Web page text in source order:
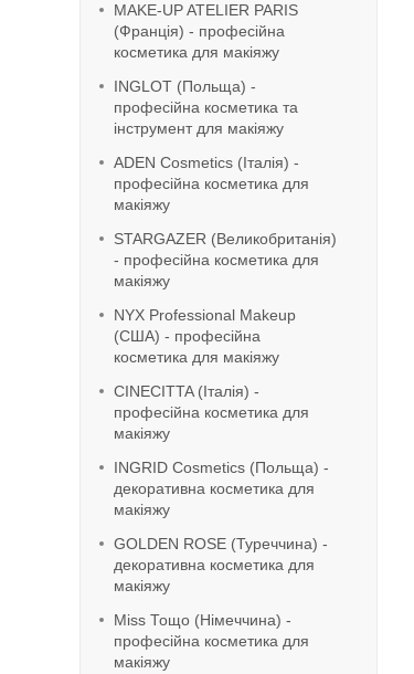
MAKE-UP ATELIER PARIS
(Франція) - професійна
косметика для макіяжу
INGLOT (Польща) -
професійна косметика та
інструмент для макіяжу
ADEN Cosmetics (Італія) -
професійна косметика для
макіяжу
STARGAZER (Великобританія)
- професійна косметика для
макіяжу
NYX Professional Makeup
(США) - професійна
косметика для макіяжу
CINECITTA (Італія) -
професійна косметика для
макіяжу
INGRID Cosmetics (Польща) -
декоративна косметика для
макіяжу
GOLDEN ROSE (Туреччина) -
декоративна косметика для
макіяжу
Miss Тощо (Німеччина) -
професійна косметика для
макіяжу